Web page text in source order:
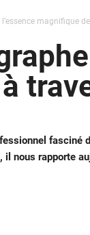
magnifique
fasciné
il nous rapporte